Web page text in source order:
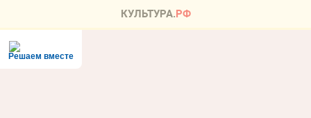
Решаем вместе